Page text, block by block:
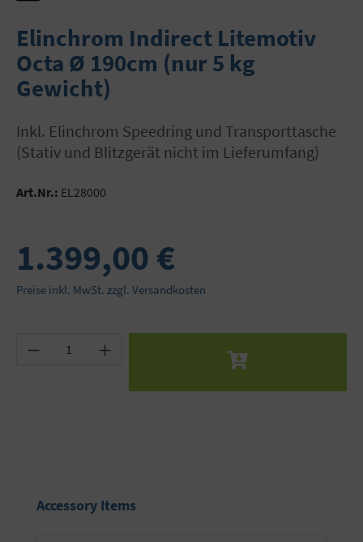
Elinchrom Indirect Litemotiv
Octa Ø 190cm (nur 5 kg
Gewicht)
inkl. Elinchrom Speedring und Transporttasche
(Stativ und Blitzgerät nicht im Lieferumfang)
Art.Nr.: EL28000
1.399,00 €
Preise inkl. MwSt. zzgl. Versandkosten
Produkt Anzahl: Gib den gewünschten Wert
Produktgalerie überspringen
Accessory Items